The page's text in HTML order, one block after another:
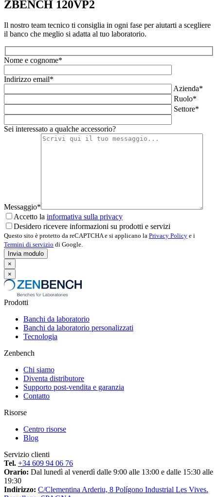
ZBENCH 120VP2
Il nostro team tecnico ti consiglia in ogni fase per aiutarti a scegliere
il banco che meglio si adatta al tuo laboratorio.
Nome e cognome*
Indirizzo email*
Azienda*
Ruolo*
Settore*
Sei interessato a qualche accessorio?
Messaggio*
Accetto la informativa sulla privacy
Desidero ricevere informazioni su prodotti e servizi
Questo sito è protetto da reCAPTCHA e si applicano la Privacy Policy e i
Termini di servizio di Google.
×
×
Prodotti
Banchi da laboratorio
Banchi da laboratorio personalizzati
Tecnologia
Zenbench
Chi siamo
Diventa distributore
Supporto post-vendita e garanzia
Contatto
Risorse
Centro risorse
Blog
Servizio clienti
Tel. +34 609 94 06 76
Orario: Dal lunedì al venerdì dalle 9:00 alle 13:00 e dalle 15:30 alle
19:30
Indirizzo: C/Clementina Arderiu, 8 Polígono Industrial Les Vives.